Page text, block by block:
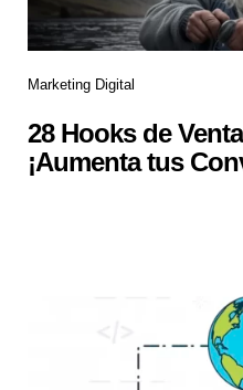
Marketing Digital
28 Hooks de
¡Aumenta tus